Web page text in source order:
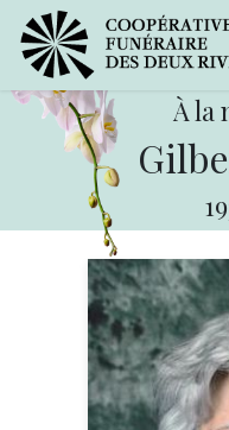
À la